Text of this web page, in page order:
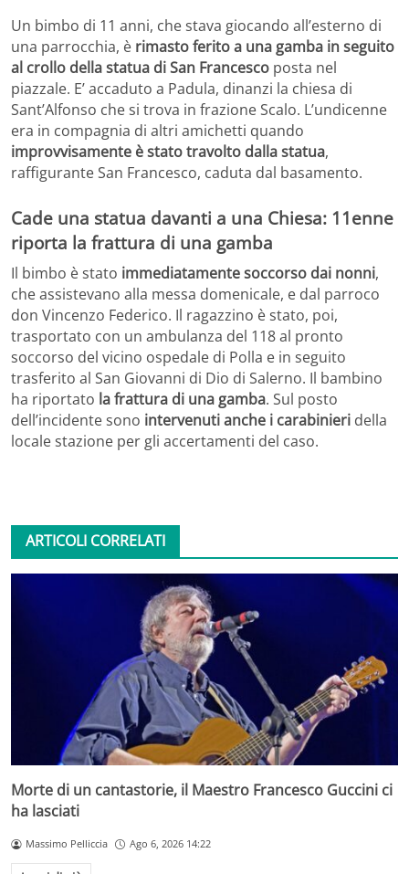
Un bimbo di 11 anni, che stava giocando all’esterno di
una parrocchia, è rimasto ferito a una gamba in seguito
al crollo della statua di San Francesco posta nel
piazzale. E’ accaduto a Padula, dinanzi la chiesa di
Sant’Alfonso che si trova in frazione Scalo. L’undicenne
era in compagnia di altri amichetti quando
improvvisamente è stato travolto dalla statua,
raffigurante San Francesco, caduta dal basamento.
Cade una statua davanti a una Chiesa: 11enne
riporta la frattura di una gamba
Il bimbo è stato immediatamente soccorso dai nonni,
che assistevano alla messa domenicale, e dal parroco
don Vincenzo Federico. Il ragazzino è stato, poi,
trasportato con un ambulanza del 118 al pronto
soccorso del vicino ospedale di Polla e in seguito
trasferito al San Giovanni di Dio di Salerno. Il bambino
ha riportato la frattura di una gamba. Sul posto
dell’incidente sono intervenuti anche i carabinieri della
locale stazione per gli accertamenti del caso.
ARTICOLI CORRELATI
Morte di un cantastorie, il Maestro Francesco Guccini ci
ha lasciati
Massimo Pelliccia Ago 6, 2026 14:22